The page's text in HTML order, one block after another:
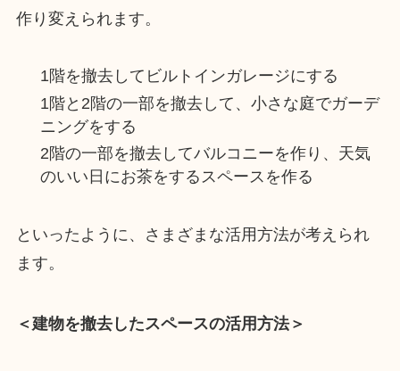
作り変えられます。
1階を撤去してビルトインガレージにする
1階と2階の一部を撤去して、小さな庭でガーデ
ニングをする
2階の一部を撤去してバルコニーを作り、天気
のいい日にお茶をするスペースを作る
といったように、さまざまな活用方法が考えられ
ます。
＜建物を撤去したスペースの活用方法＞